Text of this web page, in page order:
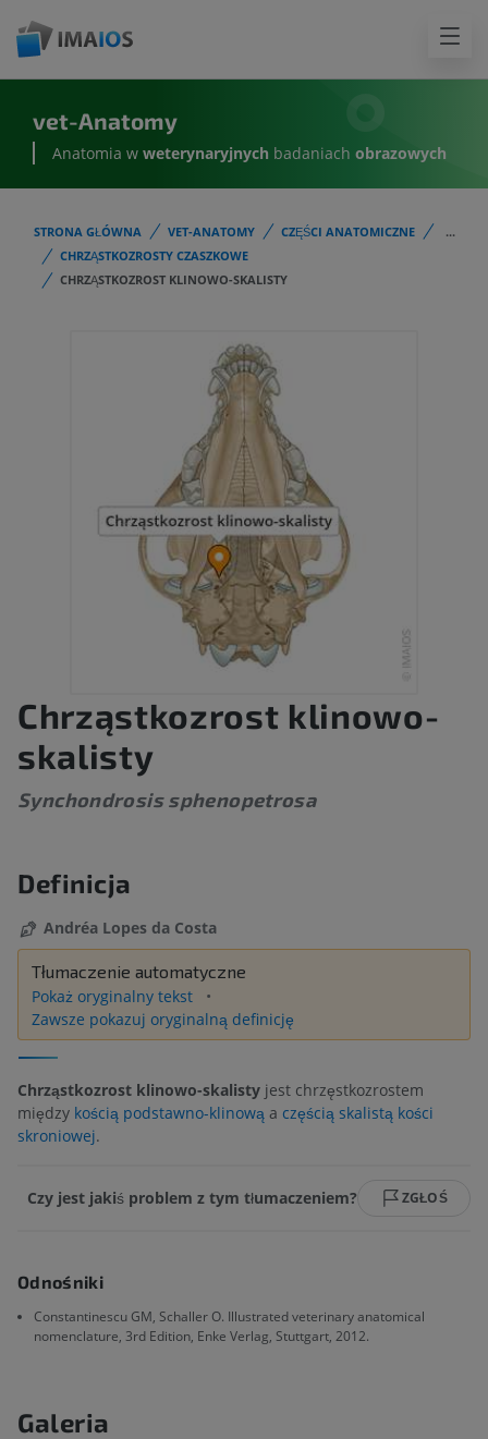
vet-Anatomy
Anatomia w weterynaryjnych badaniach obrazowych
STRONA GŁÓWNA VET-ANATOMY CZĘŚCI ANATOMICZNE
...
CHRZĄSTKOZROSTY CZASZKOWE
CHRZĄSTKOZROST KLINOWO-SKALISTY
Chrząstkozrost klinowo-
skalisty
Synchondrosis sphenopetrosa
Definicja
Andréa Lopes da Costa
Tłumaczenie automatyczne
Pokaż oryginalny tekst
Zawsze pokazuj oryginalną definicję
Chrząstkozrost klinowo-skalisty jest chrzęstkozrostem
między kością podstawno-klinową a częścią skalistą kości
skroniowej.
Czy jest jakiś problem z tym tłumaczeniem? ZGŁOŚ
Odnośniki
Constantinescu GM, Schaller O. Illustrated veterinary anatomical
nomenclature, 3rd Edition, Enke Verlag, Stuttgart, 2012.
Galeria